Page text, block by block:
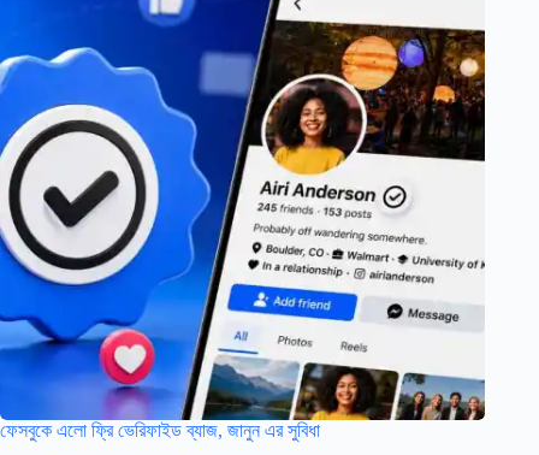
ফেসবুকে এলো ফ্রি ভেরিফাইড ব্যাজ, জানুন এর সুবিধা